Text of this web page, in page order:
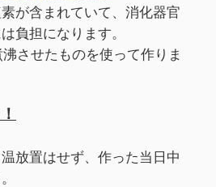
が含まれていて、消化器官
負担になります。
させたものを使って作りま
放置はせず、作った当日中